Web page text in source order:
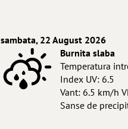
sambata, 22 August 2026
Burnita slaba
Temperatura
Index UV: 6.5
Vant: 6.5 km/h
Sanse de